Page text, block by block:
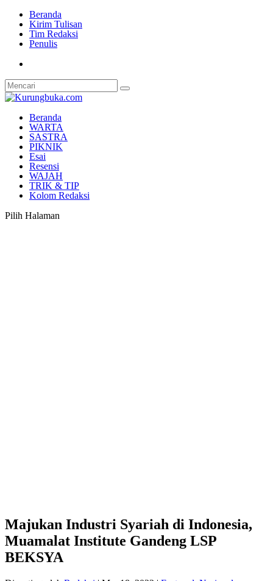
Beranda
Kirim Tulisan
Tim Redaksi
Penulis
Beranda
WARTA
SASTRA
PIKNIK
Esai
Resensi
WAJAH
TRIK & TIP
Kolom Redaksi
Pilih Halaman
Majukan Industri Syariah di Indonesia,
Muamalat Institute Gandeng LSP
BEKSYA